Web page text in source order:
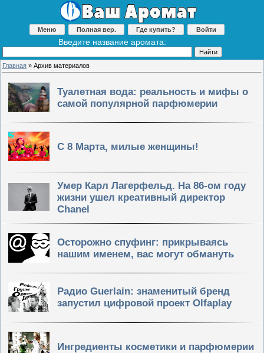
Меню Полная вер. Где купить? Войти
Введите название аромата:
Главная » Архив материалов
Туалетная вода: реальность и мифы о
самой популярной парфюмерии
С 8 Марта, милые женщины!
Умер Карл Лагерфельд. На 86-ом году
жизни ушел креативный директор
Chanel
Осторожно спуфинг: прикрываясь
нашим именем, вас могут обмануть
Радио Guerlain: знаменитый бренд
запустил цифровой проект Olfaplay
Ингредиенты косметики и парфюмерии